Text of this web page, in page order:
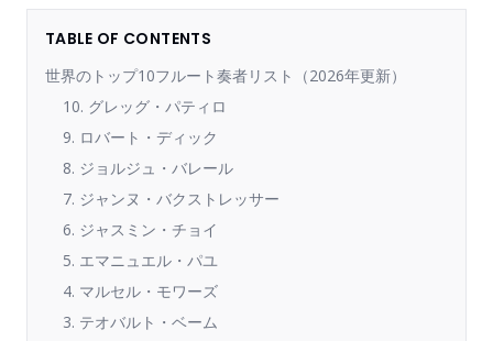
TABLE OF CONTENTS
世界のトップ10フルート奏者リスト（2026年更新）
10. グレッグ・パティロ
9. ロバート・ディック
8. ジョルジュ・バレール
7. ジャンヌ・バクストレッサー
6. ジャスミン・チョイ
5. エマニュエル・パユ
4. マルセル・モワーズ
3. テオバルト・ベーム